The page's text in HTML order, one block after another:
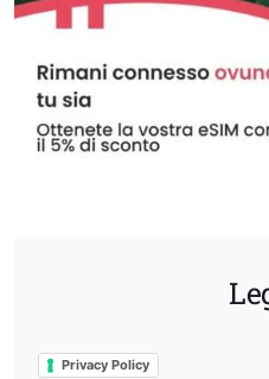
Privacy Policy